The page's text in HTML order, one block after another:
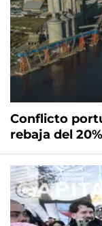
Conflicto
rebaja del